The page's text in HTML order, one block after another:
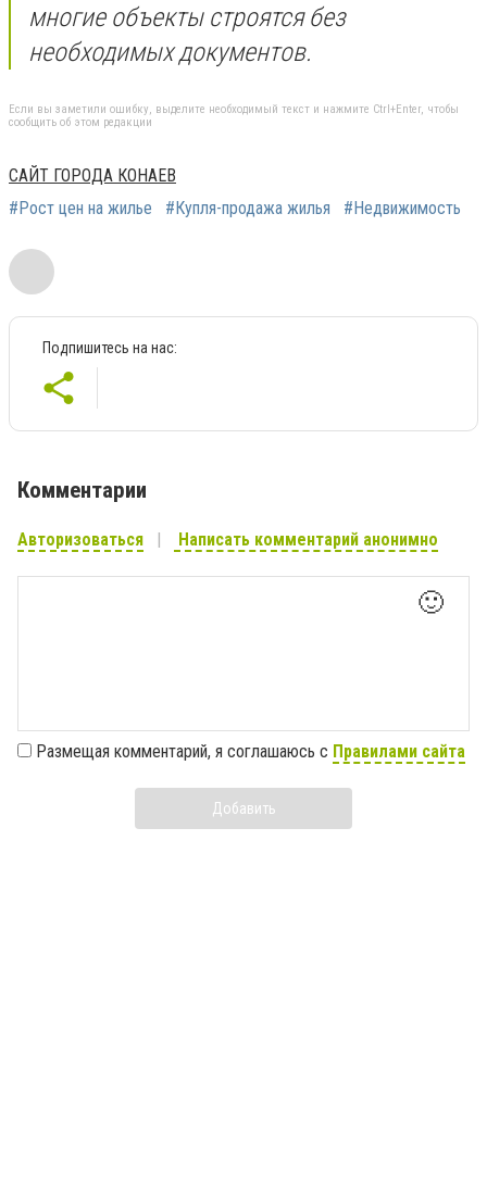
многие объекты строятся без
необходимых документов.
Если вы заметили ошибку, выделите необходимый текст и нажмите Ctrl+Enter, чтобы
сообщить об этом редакции
САЙТ ГОРОДА КОНАЕВ
#Рост цен на жилье
#Купля-продажа жилья #Недвижимость
Подпишитесь на нас:
Комментарии
Авторизоваться Написать комментарий анонимно
🙂
Размещая комментарий, я соглашаюсь с Правилами сайта
Добавить